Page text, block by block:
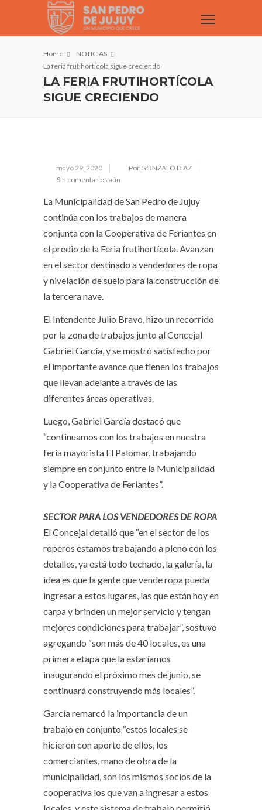
Home
NOTICIAS
La feria frutihortícola sigue creciendo
LA FERIA FRUTIHORTÍCOLA
SIGUE CRECIENDO
mayo 29, 2020
Por GONZALO DIAZ
Sin comentarios aún
La Municipalidad de San Pedro de Jujuy
continúa con los trabajos de manera
conjunta con la Cooperativa de Feriantes en
el predio de la Feria frutihortícola. Avanzan
en el sector destinado a vendedores de ropa
y nivelación de suelo para la construcción de
la tercera nave.
El Intendente Julio Bravo, hizo un recorrido
por la zona de trabajos junto al Concejal
Gabriel García, y se mostró satisfecho por
el importante avance que tienen los trabajos
que llevan adelante a través de las
diferentes áreas operativas.
Luego, Gabriel García destacó que
“continuamos con los trabajos en nuestra
feria mayorista El Palomar, trabajando
siempre en conjunto entre la Municipalidad
y la Cooperativa de Feriantes”.
SECTOR PARA LOS VENDEDORES DE ROPA
El Concejal detalló que “en el sector de los
roperos estamos trabajando a pleno con los
detalles, ya está todo techado, la galería, la
idea es que la gente que vende ropa pueda
ingresar a estos lugares, las que están hoy en
carpa y brinden un mejor servicio y tengan
mejores condiciones para trabajar”, sostuvo
agregando “son más de 40 locales, es una
primera etapa que la estaríamos
inaugurando el próximo mes de junio, se
continuará construyendo más locales”.
García remarcó la importancia de un
trabajo en conjunto “estos locales se
hicieron con aporte de ellos, los
comerciantes, mano de obra de la
municipalidad, son los mismos socios de la
cooperativa los que van a ingresar a estos